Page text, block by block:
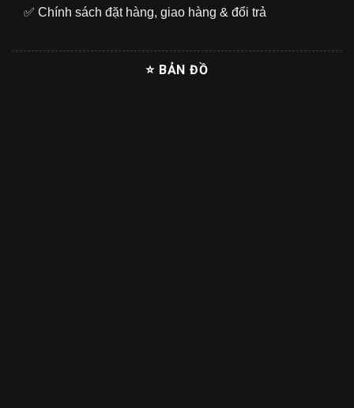
✅ Chính sách đặt hàng, giao hàng & đổi trả
⭐ BẢN ĐỒ